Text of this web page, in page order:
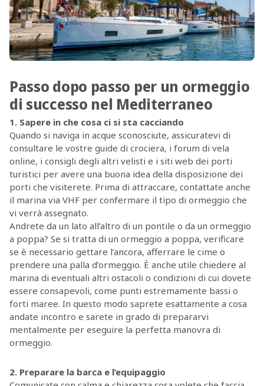
Passo dopo passo per un ormeggio
di successo nel Mediterraneo
1. Sapere in che cosa ci si sta cacciando
Quando si naviga in acque sconosciute, assicuratevi di
consultare le vostre guide di crociera, i forum di vela
online, i consigli degli altri velisti e i siti web dei porti
turistici per avere una buona idea della disposizione dei
porti che visiterete. Prima di attraccare, contattate anche
il marina via VHF per confermare il tipo di ormeggio che
vi verrà assegnato.
Andrete da un lato all’altro di un pontile o da un ormeggio
a poppa? Se si tratta di un ormeggio a poppa, verificare
se è necessario gettare l’ancora, afferrare le cime o
prendere una palla d’ormeggio. È anche utile chiedere al
marina di eventuali altri ostacoli o condizioni di cui dovete
essere consapevoli, come punti estremamente bassi o
forti maree. In questo modo saprete esattamente a cosa
andate incontro e sarete in grado di prepararvi
mentalmente per eseguire la perfetta manovra di
ormeggio.
2. Preparare la barca e l’equipaggio